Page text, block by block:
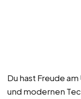
Du hast Freude
und modernen